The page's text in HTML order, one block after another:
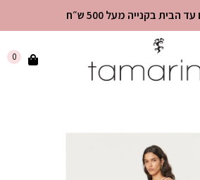
הבית בקנייה מעל 500 ש״ח
0